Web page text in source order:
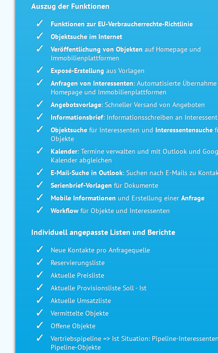
Auszug der Funktionen
Funktionen zur EU-Verbraucherrechte-Richtlinie
Objektsuche im Internet
Veröffentlichung von Objekten auf Homepage und
Immobilienplattformen
Exposé-Erstellung aus Vorlagen
Anfragen von Interessenten: Automatisierte Übernahme
Homepage und Immobilienplattformen
Angebotsvorlage: Schneller Versand von Angeboten
Informationsbrief: Informationsschreiben an
Objektsuchefür Interessenten und Interessentensuche
Objekte
Kalender: Termine verwalten und mit Outlook und
Kalender abgleichen
E-Mail-Suche in Outlook: Suchen nach E-Mails zu
Serienbrief-Vorlagen für Dokumente
Mobile Informationen und Erstellung einerAnfrage
Workflowfür Objekte und Interessenten
Individuell angepasste Listen und Berichte
Neue Kontakte pro Anfragequelle
Reservierungsliste
Aktuelle Preisliste
Aktuelle Provisionsliste Soll - Ist
Aktuelle Umsatzliste
Vermittelte Objekte
Offene Objekte
Vertriebspipeline => Ist Situation: Pipeline-
Pipeline-Objekte